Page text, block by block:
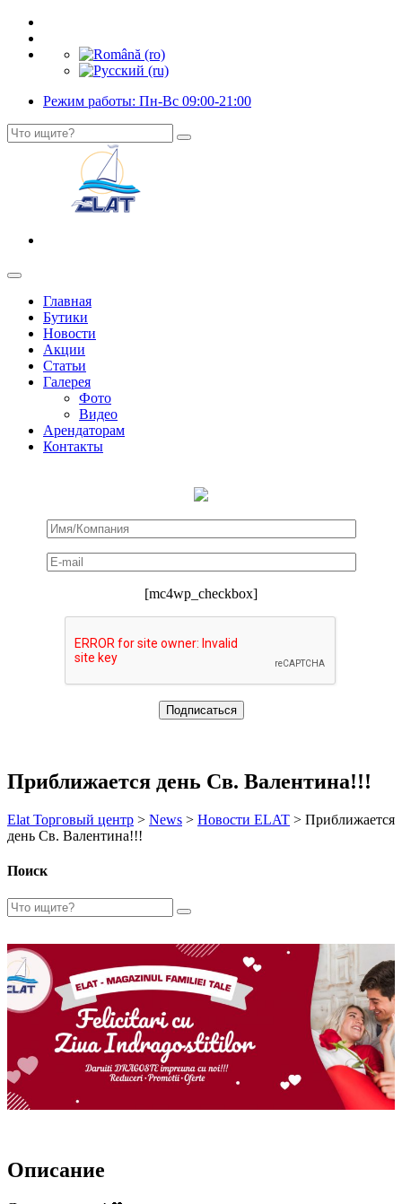
Режим работы: Пн-Вс 09:00-21:00
Главная
Бутики
Новости
Акции
Статьи
Галерея
Фото
Видео
Арендаторам
Контакты
[mc4wp_checkbox]
Приближается день Св. Валентина!!!
Elat Торговый центр > News > Новости ELAT > Приближается
день Св. Валентина!!!
Поиск
Описание